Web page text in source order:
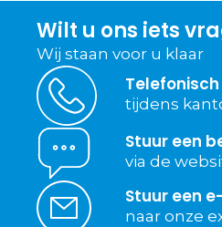
Wilt u ons iets
Wij staan voor u klaar
tijdens
Stuur een
via de
Stuur een
naar onze